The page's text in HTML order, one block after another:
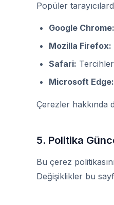
Popüler
Google Chrome:
Mozilla Firefox:
Safari:
Microsoft Edge:
Çerezler hakkında
5. Politika
Bu çerez
Değişiklikler bu